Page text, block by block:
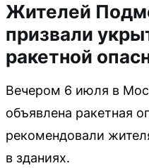
Жителей
призвали
ракетной
Вечером 6 июля в
объявлена ракетная
рекомендовали
в зданиях.